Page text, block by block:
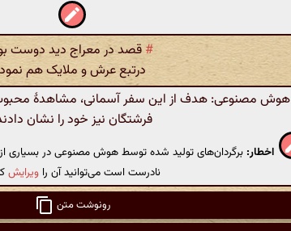
#قصد در معراج دید دوست
درتبع عرش و ملایک هم نمود
هوش مصنوعی: هدف از این سفر آسمانی، مشاهدهٔ
فرشتگان نیز خود را نشان
اخطار: برگردان‌های تولید شده توسط هوش مصنوعی در بسیاری از
نادرست است می‌توانید آن را ویرایش
رونوشت متن